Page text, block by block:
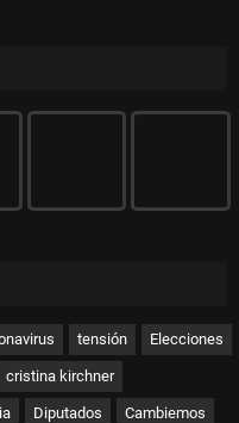
tensión Elecciones
cristina kirchner
Diputados Cambiemos